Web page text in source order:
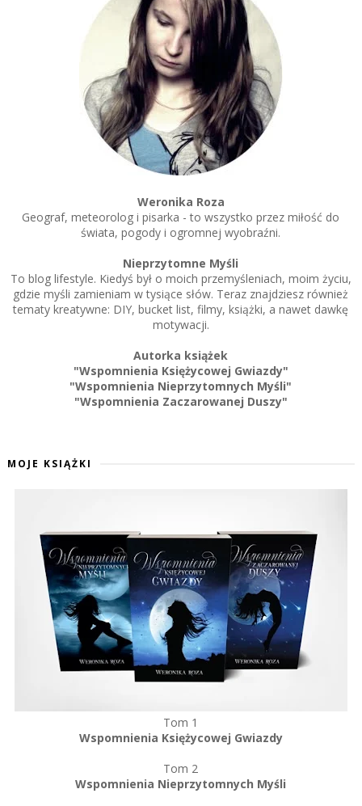
Weronika Roza
Geograf, meteorolog i pisarka - to wszystko przez miłość do
świata, pogody i ogromnej wyobraźni.
Nieprzytomne Myśli
To blog lifestyle. Kiedyś był o moich przemyśleniach, moim życiu,
gdzie myśli zamieniam w tysiące słów. Teraz znajdziesz również
tematy kreatywne: DIY, bucket list, filmy, książki, a nawet dawkę
motywacji.
Autorka książek
"Wspomnienia Księżycowej Gwiazdy"
"Wspomnienia Nieprzytomnych Myśli"
"Wspomnienia Zaczarowanej Duszy"
MOJE KSIĄŻKI
Tom 1
Wspomnienia Księżycowej Gwiazdy
Tom 2
Wspomnienia Nieprzytomnych Myśli